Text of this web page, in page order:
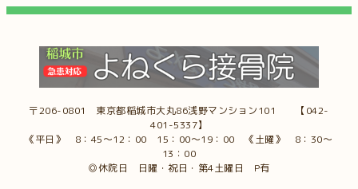
〒206-0801 東京都稲城市大丸86浅野マンション101 【042-
401-5337】
《平日》 8：45～12：00 15：00～19：00 《土曜》 8：30～
13：00
◎休院日 日曜・祝日・第4土曜日 P有